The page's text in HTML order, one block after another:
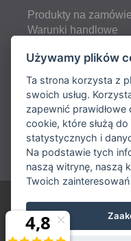
Produkty na
Warunki handlowe
Opłaty pocztowe i
Dostawa:
Płatność:
ARIES POLSKA Sp. z o. o.
800 888 595
Używamy plików
Ta strona korzysta z
swoich usług.
zapewnić prawidłowe
cookie, które służą
statystycznych i
Na podstawie tych
naszą witrynę, naszą
Twoich